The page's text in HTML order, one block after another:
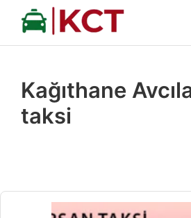
İçeriğe
Kağıthane
taksi